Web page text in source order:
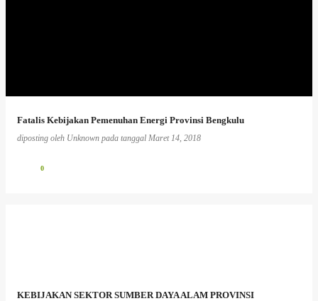
Fatalis Kebijakan Pemenuhan Energi Provinsi Bengkulu
diposting oleh Unknown pada tanggal Maret 14, 2018
0
KEBIJAKAN SEKTOR SUMBER DAYA ALAM PROVINSI